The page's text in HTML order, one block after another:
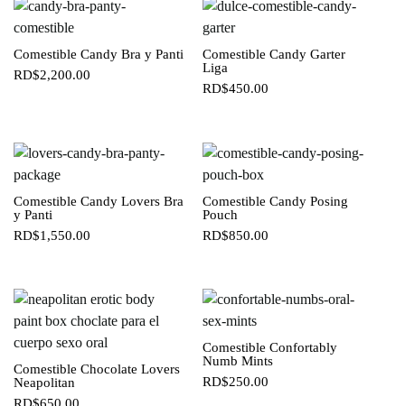
Comestible Candy Bra y Panti
RD$2,200.00
Comestible Candy Garter
Liga
RD$450.00
Comestible Candy Lovers Bra
y Panti
RD$1,550.00
Comestible Candy Posing
Pouch
RD$850.00
Comestible Chocolate Lovers
Neapolitan
Comestible Confortably
Numb Mints
RD$250.00